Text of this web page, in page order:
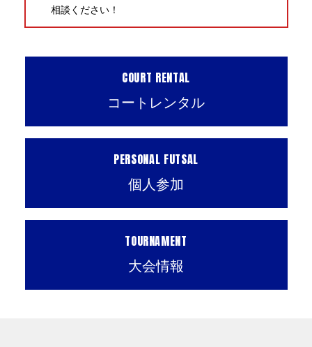
相談ください！
COURT RENTAL
コートレンタル
PERSONAL FUTSAL
個人参加
TOURNAMENT
大会情報